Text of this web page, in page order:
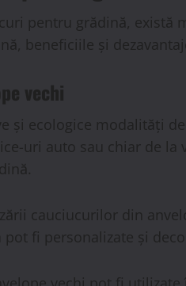
pentru grădină,
beneficiile și
vechi
și ecologice modalități
uri auto sau chiar de
cauciucurilor din
pot fi personalizate și